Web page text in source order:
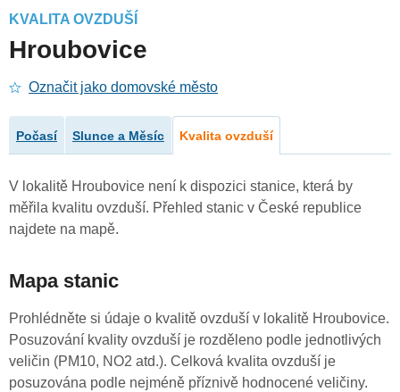
KVALITA OVZDUŠÍ
Hroubovice
Označit jako domovské město
Počasí Slunce a Měsíc Kvalita ovzduší
V lokalitě Hroubovice není k dispozici stanice, která by
měřila kvalitu ovzduší. Přehled stanic v České republice
najdete na mapě.
Mapa stanic
Prohlédněte si údaje o kvalitě ovzduší v lokalitě Hroubovice.
Posuzování kvality ovzduší je rozděleno podle jednotlivých
veličin (PM10, NO2 atd.). Celková kvalita ovzduší je
posuzována podle nejméně příznivě hodnocené veličiny.